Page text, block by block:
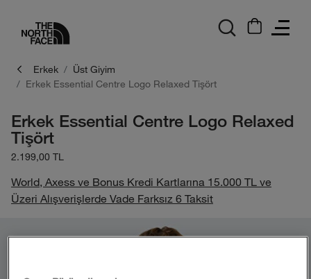
Erkek
Üst Giyim
Erkek Essential Centre Logo Relaxed Tişört
Erkek Essential Centre Logo Relaxed
Tişört
2.199,00 TL
World, Axess ve Bonus Kredi Kartlarına 15.000 TL ve
Üzeri Alışverişlerde Vade Farksız 6 Taksit